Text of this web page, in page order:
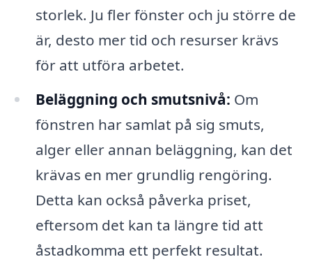
storlek. Ju fler fönster och ju större de
är, desto mer tid och resurser krävs
för att utföra arbetet.
Beläggning och smutsnivå: Om
fönstren har samlat på sig smuts,
alger eller annan beläggning, kan det
krävas en mer grundlig rengöring.
Detta kan också påverka priset,
eftersom det kan ta längre tid att
åstadkomma ett perfekt resultat.